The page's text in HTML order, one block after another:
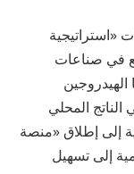
«استراتيجية
التوسع في صناعات
المحلي
إلى إطلاق «منصة
إلى تسهيل